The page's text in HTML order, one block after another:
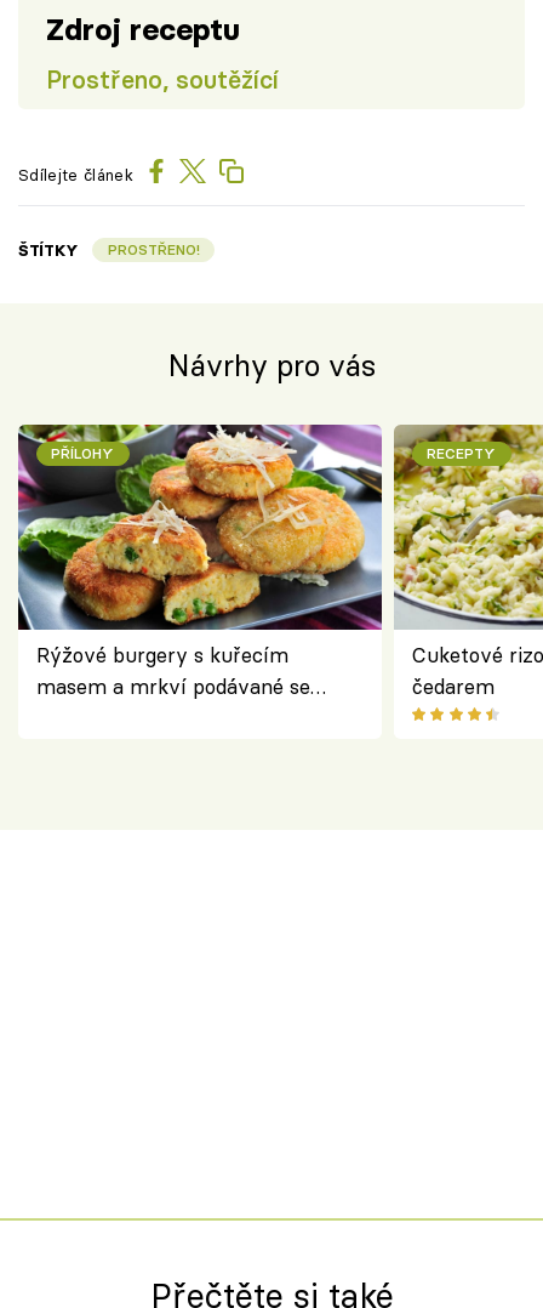
Zdroj receptu
Prostřeno, soutěžící
Sdílejte článek
ŠTÍTKY PROSTŘENO!
Návrhy pro vás
PŘÍLOHY
Rýžové burgery s kuřecím
masem a mrkví podávané se
RECEPTY
Cuketové
čedarem
Přečtěte si také